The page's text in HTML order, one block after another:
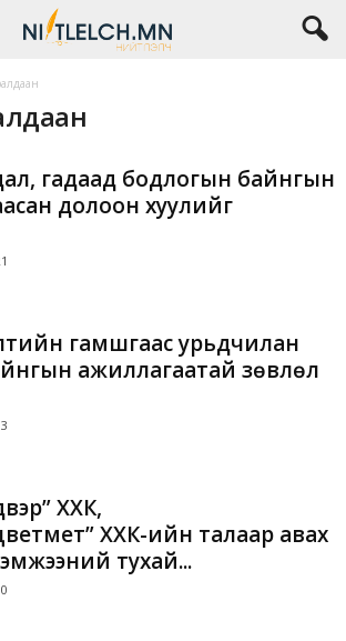
гадаад бодлогын байнгын
долоон хуулийг
гамшгаас урьдчилан
ажиллагаатай зөвлөл
ХХК,
ХХК-ийн талаар авах
тухай...